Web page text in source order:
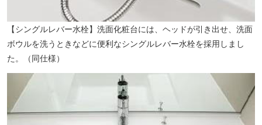
【シングルレバー水栓】洗面化粧台には、ヘッドが引き出せ、洗面
ボウルを洗うときなどに便利なシングルレバー水栓を採用しまし
た。（同仕様）